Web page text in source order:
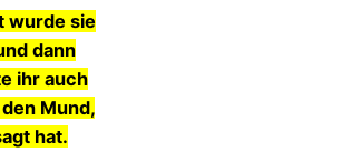
wurde sie
dann
ihr auch
Mund,
hat.